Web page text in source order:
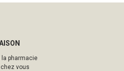
la pharmacie
vous